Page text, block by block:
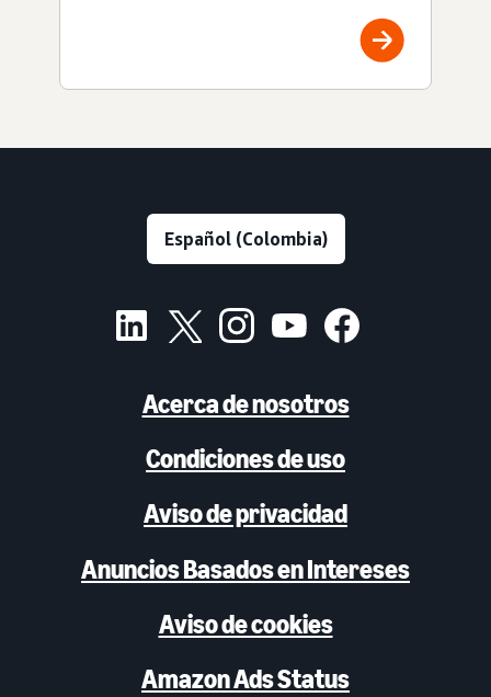
Acerca de nosotros
Condiciones de uso
Aviso de privacidad
Anuncios Basados en Intereses
Aviso de cookies
Amazon Ads Status